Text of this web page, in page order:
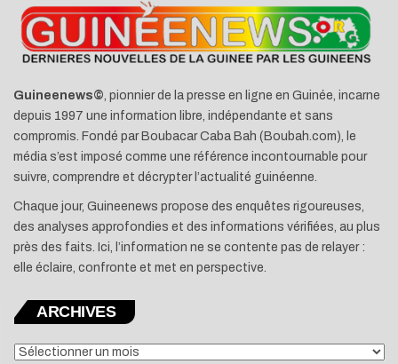
Guineenews©, pionnier de la presse en ligne en Guinée, incarne
depuis 1997 une information libre, indépendante et sans
compromis. Fondé par Boubacar Caba Bah (Boubah.com), le
média s’est imposé comme une référence incontournable pour
suivre, comprendre et décrypter l’actualité guinéenne.
Chaque jour, Guineenews propose des enquêtes rigoureuses,
des analyses approfondies et des informations vérifiées, au plus
près des faits. Ici, l’information ne se contente pas de relayer :
elle éclaire, confronte et met en perspective.
ARCHIVES
ARCHIVES